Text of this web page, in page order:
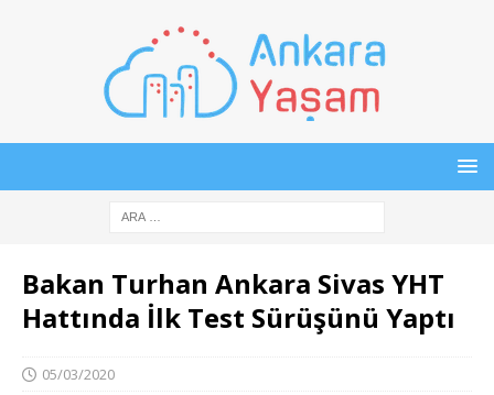
Bakan Turhan Ankara Sivas YHT
Hattında İlk Test Sürüşünü Yaptı
05/03/2020